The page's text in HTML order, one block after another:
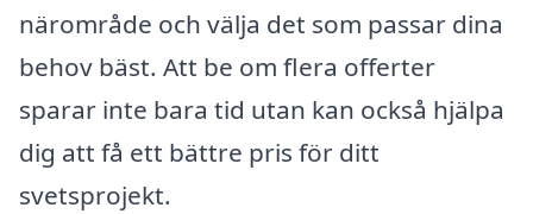
närområde och välja det som passar dina
behov bäst. Att be om flera offerter
sparar inte bara tid utan kan också hjälpa
dig att få ett bättre pris för ditt
svetsprojekt.